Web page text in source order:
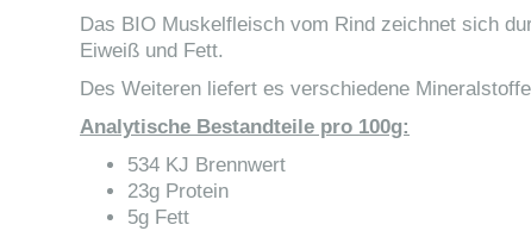
Das BIO Muskelfleisch vom Rind zeichnet sich
Eiweiß und Fett.
Des Weiteren liefert es verschiedene
Analytische Bestandteile pro 100g:
534 KJ Brennwert
23g Protein
5g Fett